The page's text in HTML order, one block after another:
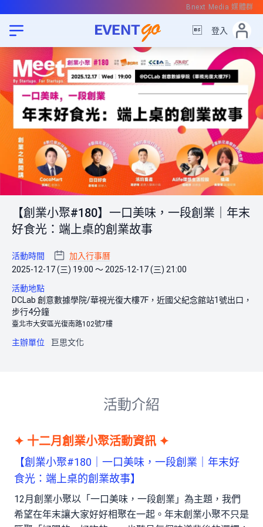
Bnext Media 媒體群
 登入
【創業小聚#180】一口美味，一段創業｜年末
好食光：端上桌的創業故事
活動時間
加入行事曆
2025-12-17 (三) 19:00 ～ 2025-12-17 (三) 21:00
活動地點
DCLab 創意數據學院/華視光復大樓7F，近國父紀念館站1號出口，
步行4分鐘
臺北市大安區光復南路102號7樓
主辦單位 巨思文化
活動介紹
✦ 十二月創業小聚活動資訊 ✦
【創業小聚#180｜一口美味，一段創業｜年末好
食光：端上桌的創業故事】
12月創業小聚以「一口美味，一段創業」為主題，我們
希望在年末讓大家好好相聚在一起。年末創業小聚不只是